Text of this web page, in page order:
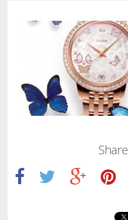
Share